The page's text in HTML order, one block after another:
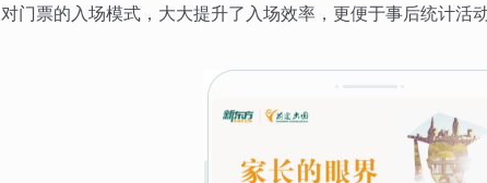
对门票的入场模式，大大提升了入场效率，更便于事后统计活